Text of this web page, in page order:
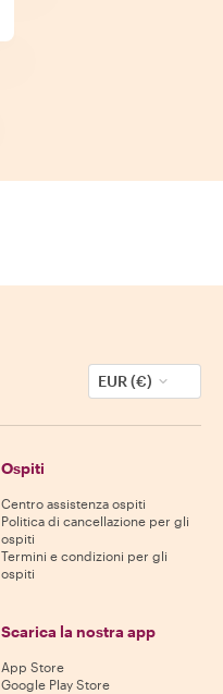
EUR (€)
Ospiti
Centro assistenza ospiti
Politica di cancellazione per gli
ospiti
Termini e condizioni per gli
ospiti
Scarica la nostra app
App Store
Google Play Store